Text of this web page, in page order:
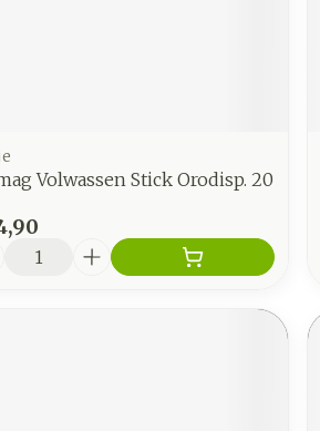
Volwassen Stick Orodisp. 20